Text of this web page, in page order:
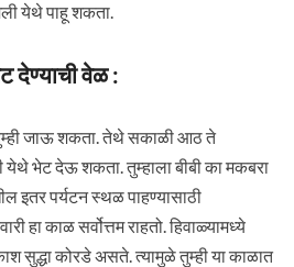
येथे पाहू शकता.
देण्याची वेळ :
तुम्ही जाऊ शकता. तेथे सकाळी आठ ते
येथे भेट देऊ शकता. तुम्हाला बीबी का मकबरा
इतर पर्यटन स्थळ पाहण्यासाठी
हा काळ सर्वोत्तम राहतो. हिवाळ्यामध्ये
सुद्धा कोरडे असते. त्यामुळे तुम्ही या काळात